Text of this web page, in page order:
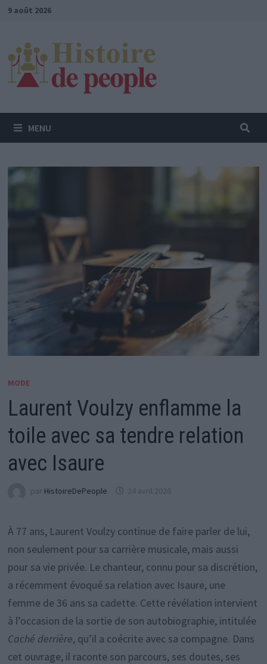
Passer
contenu
9 août 2026
MENU
MODE
Laurent Voulzy enflamme la
toile avec sa tendre relation
avec Isaure
par HistoireDePeople 24 avril 2026
À 77 ans, Laurent Voulzy continue de faire parler de lui,
non seulement pour sa carrière musicale, mais aussi
pour sa vie privée. Le chanteur, connu pour sa discrétion,
a récemment évoqué sa relation avec Isaure, une
femme de 36 ans sa cadette. Cette révélation intervient
à l’occasion de la sortie de son autobiographie, intitulée
Caché derrière, qu’il a coécrite avec sa compagne. Dans
cet ouvrage, il raconte son parcours, ses doutes, ses